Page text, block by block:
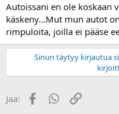
Autoissani en ole koskaan
käskeny...Mut mun autot
rimpuloita, joilla ei pääse
Sinun täytyy kirjautua
Jaa: FacebookWhatsApp
Linkki